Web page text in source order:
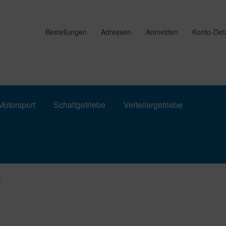
Bestellungen Adressen Anmelden Konto-
Schaltgetriebe Verteilergetriebe